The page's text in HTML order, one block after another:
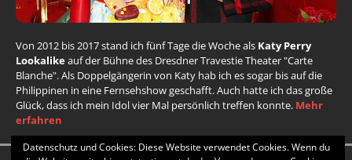
Von 2012 bis 2017 stand ich fünf Tage die Woche als Katy Perry
Lookalikeauf der Bühne des Dresdner Travestie Theater "Carte
Blanche". Als Doppelgängerin von Katy hab ich es sogar bis auf die
Philippinen in eine Fernsehshow geschafft. Auch hatte ich das große
Glück, dass ich mein Idol vier Mal persönlich treffen konnte. Mehr
erfahren
Datenschutz und Cookies: Diese Website verwendet Cookies. Wenn du